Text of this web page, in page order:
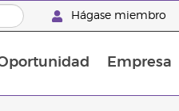
Hágase miembro
Empresa